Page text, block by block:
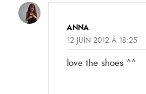
ANNA
12 JUIN 2012 À 18:25
love the shoes ^^